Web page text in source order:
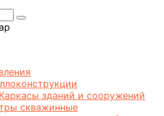
Каркасы зданий и сооружений
скважинные